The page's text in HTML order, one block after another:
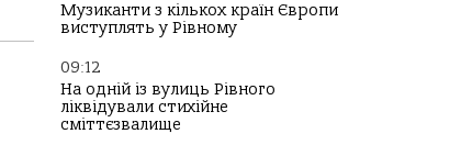
Музиканти з кількох країн Європи
виступлять у Рівному
09:12
На одній із вулиць Рівного
ліквідували стихійне
сміттєзвалище